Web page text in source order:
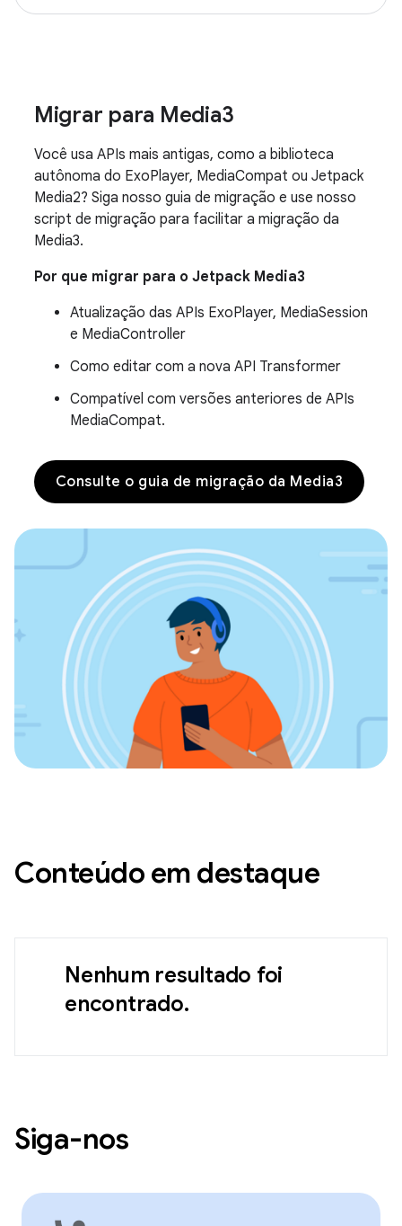
Migrar para Media3
Você usa APIs mais antigas, como a biblioteca
autônoma do ExoPlayer, MediaCompat ou Jetpack
Media2? Siga nosso guia de migração e use nosso
script de migração para facilitar a migração da
Media3.
Por que migrar para o Jetpack Media3
Atualização das APIs ExoPlayer, MediaSession
e MediaController
Como editar com a nova API Transformer
Compatível com versões anteriores de APIs
MediaCompat.
Consulte o guia de migração da Media3
Conteúdo em destaque
Nenhum resultado foi
encontrado.
Siga-nos